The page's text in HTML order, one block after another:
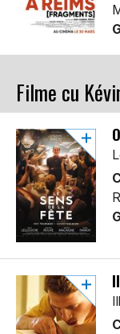
Filme cu